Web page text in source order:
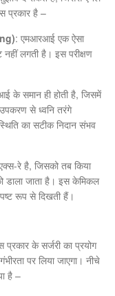
प्रकार है –
: एमआरआई एक ऐसा
नहीं लगती है। इस परीक्षण
के समान ही होती है, जिसमें
से ध्वनि तरंगे
का सटीक निदान संभव
रे है, जिसको तब किया
डाला जाता है। इस केमिकल
रूप से दिखती हैं।
के सर्जरी का प्रयोग
पर लिया जाएगा। नीचे
है –